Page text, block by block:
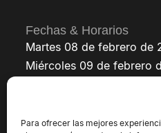
Para ofrecer las mejores
Fechas & Horarios
Martes 08 de febrero de
Miércoles 09 de febrero